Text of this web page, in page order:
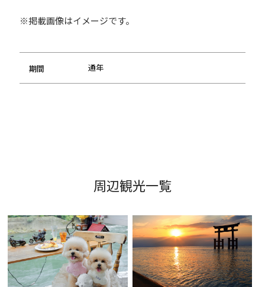
※掲載画像はイメージです。
期間 通年
周辺観光一覧